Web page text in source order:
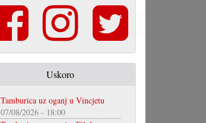
Uskoro
Tamburica uz oganj u Vincjetu
07/08/2026 - 18:00